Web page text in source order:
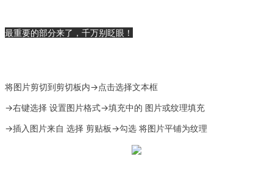
最重要的部分来了，千万别眨眼！
将图片剪切到剪切板内→点击选择文本框
→右键选择 设置图片格式→填充中的 图片或纹理填充
→插入图片来自 选择 剪贴板→勾选 将图片平铺为纹理